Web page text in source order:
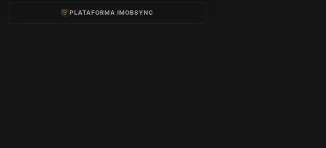
PLATAFORMA IMOBSYNC